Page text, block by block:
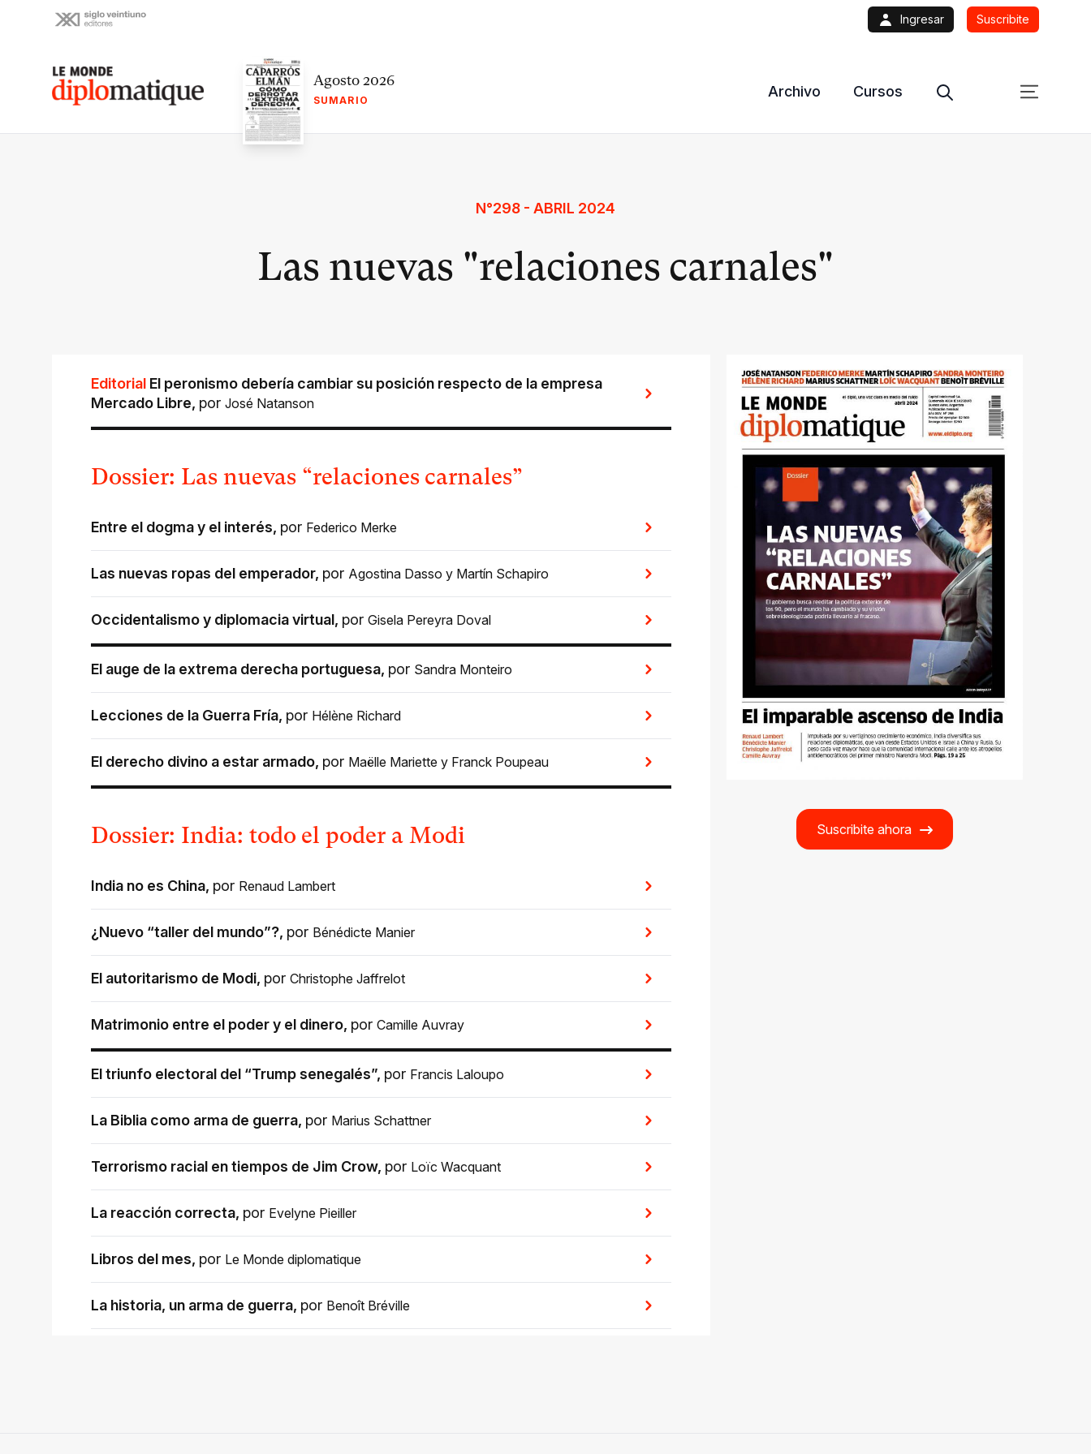
Ingresar Suscribite
Le monde diplomatique Agosto 2026
SUMARIO
Archivo Cursos
N°298 - ABRIL 2024
Las nuevas "relaciones carnales"
Suscribite ahora
Editorial El peronismo debería cambiar su posición respecto de la empresa
Mercado Libre, por José Natanson
Dossier: Las nuevas “relaciones carnales”
Entre el dogma y el interés, por Federico Merke
Las nuevas ropas del emperador, por Agostina Dasso y Martín Schapiro
Occidentalismo y diplomacia virtual, por Gisela Pereyra Doval
El auge de la extrema derecha portuguesa, por Sandra Monteiro
Lecciones de la Guerra Fría, por Hélène Richard
El derecho divino a estar armado, por Maëlle Mariette y Franck Poupeau
Dossier: India: todo el poder a Modi
India no es China, por Renaud Lambert
¿Nuevo “taller del mundo”?, por Bénédicte Manier
El autoritarismo de Modi, por Christophe Jaffrelot
Matrimonio entre el poder y el dinero, por Camille Auvray
El triunfo electoral del “Trump senegalés”, por Francis Laloupo
La Biblia como arma de guerra, por Marius Schattner
Terrorismo racial en tiempos de Jim Crow, por Loïc Wacquant
La reacción correcta, por Evelyne Pieiller
Libros del mes, por Le Monde diplomatique
La historia, un arma de guerra, por Benoît Bréville